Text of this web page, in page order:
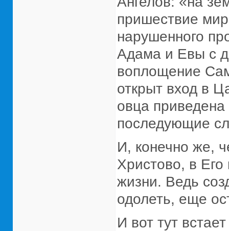
пришествие
нарушенного
Адама и Евы с
воплощение
открыт вход в
овца
последующие
И, конечно же,
Христово, в
жизни. Ведь
одолеть, еще
И вот тут